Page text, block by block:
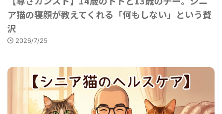
ア猫の寝顔が教えてくれる「何もしない」という贅
沢
2026/7/25